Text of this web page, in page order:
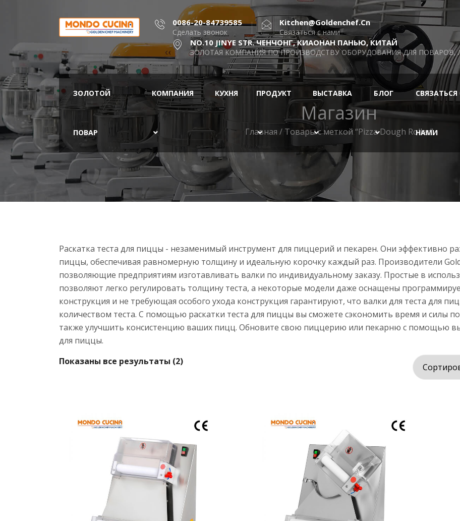
0086-20-84739585
Сделать звонок
Kitchen@goldenchef.cn
Связаться с нами
NO.10 JINYE STR. ЧЕНЧОНГ, КИАОНАН ПАНЬЮ, КИТАЙ
ЗОЛОТАЯ КОМПАНИЯ ПО ПРОИЗВОДСТВУ ОБОРУДОВАНИЯ ДЛЯ ПОВАРОВ,
ЗОЛОТОЙ
ПОВАР
КОМПАНИЯ КУХНЯ ПРОДУКТ ВЫСТАВКА БЛОГ СВЯЗАТЬСЯ
НАМИ
Магазин
Главная / Товары с меткой “Pizza Dough Roller”
Раскатка теста для пиццы - незаменимый инструмент для пиццерий и пекарен. Они эффективно
пиццы, обеспечивая равномерную толщину и идеальную корочку каждый раз. Производители
позволяющие предприятиям изготавливать валки по индивидуальному заказу. Простые в
позволяют легко регулировать толщину теста, а некоторые модели даже оснащены
конструкция и не требующая особого ухода конструкция гарантируют, что валки для теста для
количеством теста. С помощью раскатки теста для пиццы вы сможете сэкономить время и силы
также улучшить консистенцию ваших пицц. Обновите свою пиццерию или пекарню с помощью
для пиццы.
Показаны все результаты (2)